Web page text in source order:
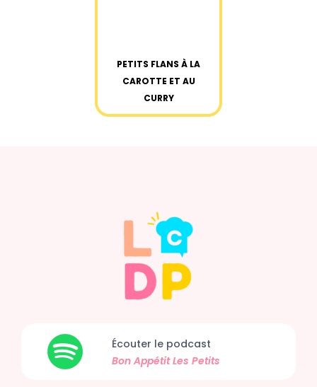
PETITS FLANS À LA
CAROTTE ET AU
CURRY
Écouter le podcast
Bon AppétitLes Petits